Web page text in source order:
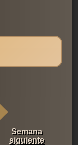
Semana
siguiente